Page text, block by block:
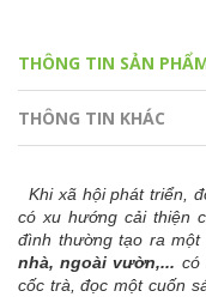
THÔNG TIN SẢN
THÔNG TIN KHÁC
Khi xã hội phát triển,
có xu hướng cải thiện
đình thường tạo ra
nhà, ngoài vườn,... có
cốc trà, đọc một cuốn